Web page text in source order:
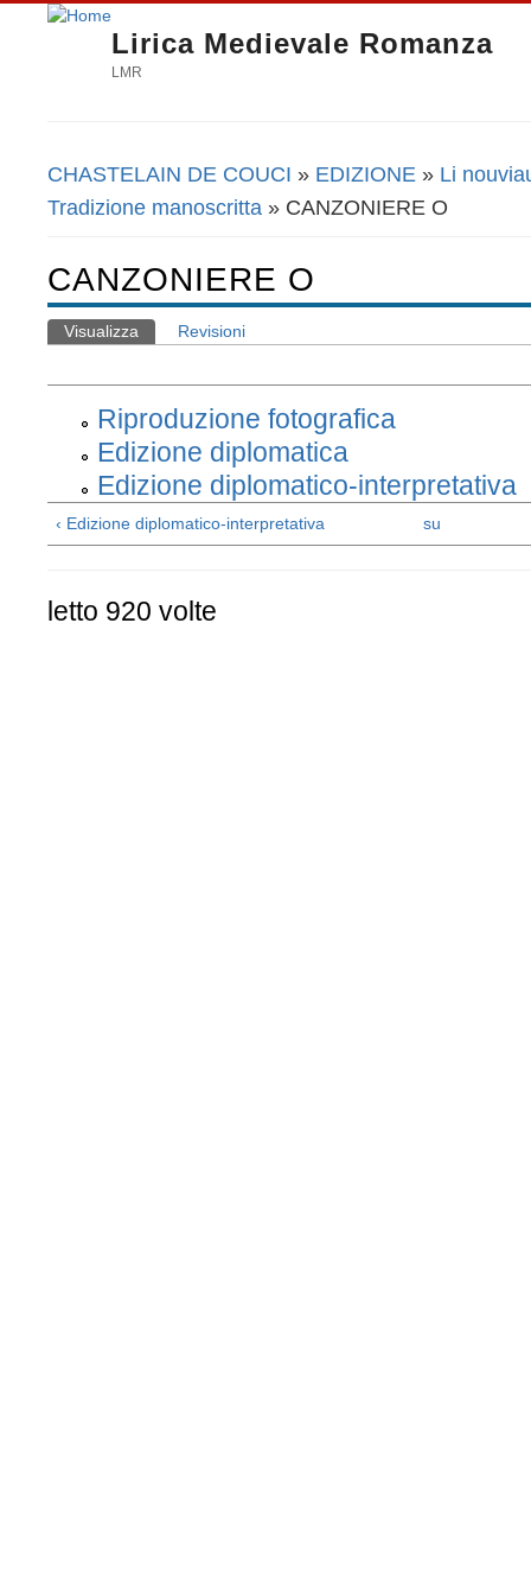
Lirica Medievale Romanza
LMR
Tu sei qui
CHASTELAIN DE COUCI » EDIZIONE » Li
Tradizione manoscritta » CANZONIERE O
CANZONIERE O
Schede primarie
Visualizza (scheda attiva)
Revisioni
Riproduzione fotografica
Edizione diplomatica
Edizione diplomatico-interpretativa
‹ Edizione diplomatico-interpretativa su
letto 920 volte